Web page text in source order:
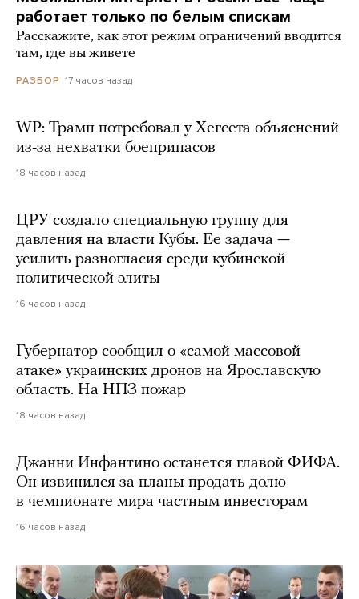
работает только по белым спискам
Расскажите, как этот режим ограничений вводится
там, где вы живете
РАЗБОР 17 часов назад
WP: Трамп потребовал у Хегсета объяснений
из-за нехватки боеприпасов
18 часов назад
ЦРУ создало специальную группу для
давления на власти Кубы. Ее задача —
усилить разногласия среди кубинской
политической элиты
16 часов назад
Губернатор сообщил о «самой массовой
атаке» украинских дронов на Ярославскую
область. На НПЗ пожар
18 часов назад
Джанни Инфантино останется главой ФИФА.
Он извинился за планы продать долю
в чемпионате мира частным инвесторам
16 часов назад